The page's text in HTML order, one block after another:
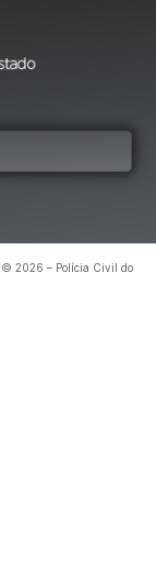
© 2026 – Polícia Civil do